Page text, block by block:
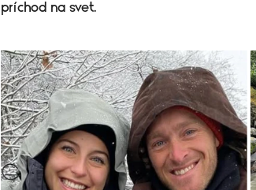
príchod na svet.